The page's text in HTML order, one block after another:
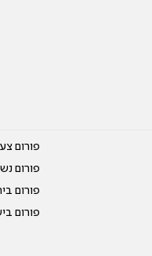
פורום
פורום
פורום
פורום